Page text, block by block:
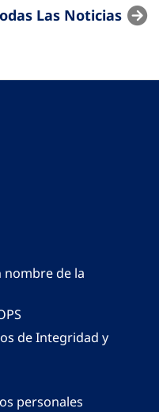
Las Noticias
nombre de la
de Integridad y
personales